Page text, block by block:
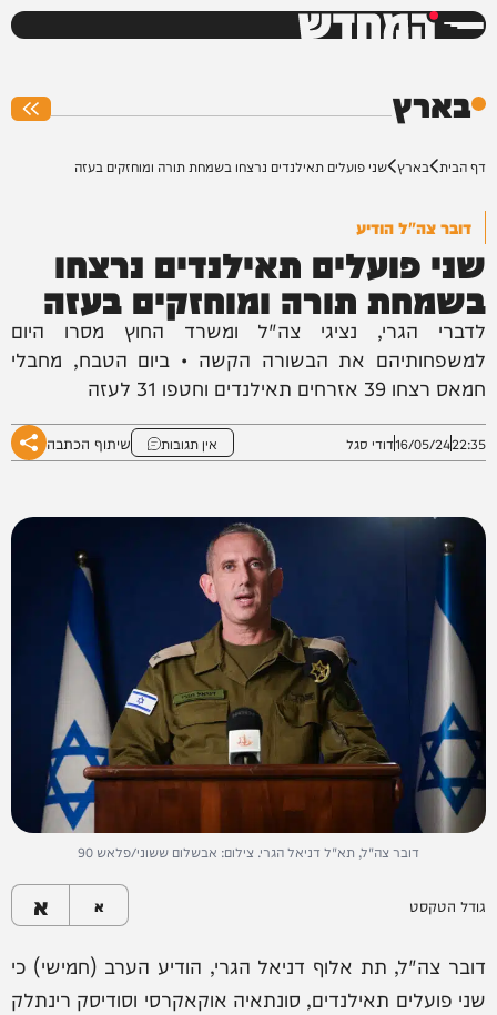
המחדש
בארץ
דף הבית בארץ שני פועלים תאילנדים נרצחו בשמחת תורה ומוחזקים בעזה
דובר צה"ל הודיע
שני פועלים תאילנדים נרצחו
בשמחת תורה ומוחזקים בעזה
לדברי הגרי, נציגי צה"ל ומשרד החוץ מסרו היום
למשפחותיהם את הבשורה הקשה • ביום הטבח, מחבלי
חמאס רצחו 39 אזרחים תאילנדים וחטפו 31 לעזה
22:35
16/05/24דודי סגל אין תגובות שיתוף הכתבה
דובר צה"ל, תא"ל דניאל הגרי. צילום: אבשלום ששוני/פלאש 90
גודל הטקסט א א
דובר צה"ל, תת אלוף דניאל הגרי, הודיע הערב (חמישי) כי
שני פועלים תאילנדים, סונתאיה אוקאקרסי וסודיסק רינתלק